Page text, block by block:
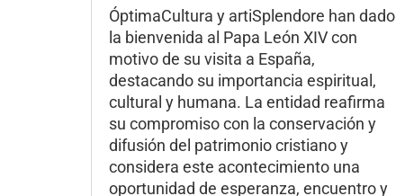
ÓptimaCultura y artiSplendore han dado
la bienvenida al Papa León XIV con
motivo de su visita a España,
destacando su importancia espiritual,
cultural y humana. La entidad reafirma
su compromiso con la conservación y
difusión del patrimonio cristiano y
considera este acontecimiento una
oportunidad de esperanza, encuentro y